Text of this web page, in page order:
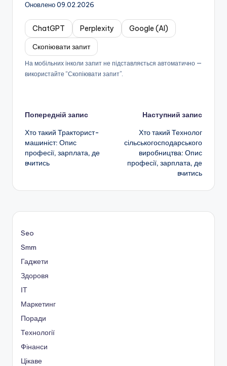
Оновлено 09.02.2026
ChatGPT Perplexity
Google (AI)
Скопіювати запит
На мобільних інколи запит не підставляється автоматично —
використайте “Скопіювати запит”.
Навігація
по
запису
Попередній запис
Хто такий Тракторист-
машиніст: Опис
професії, зарплата, де
вчитись
Наступний запис
Хто такий Технолог
сільськогосподарського
виробництва: Опис
професії, зарплата, де
вчитись
Seo
Smm
Гаджети
Здоровя
ІТ
Маркетинг
Поради
Технології
Фінанси
Цікаве